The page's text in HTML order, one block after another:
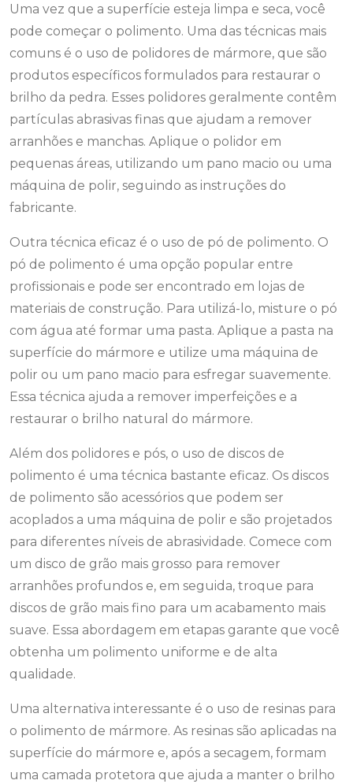
Uma vez que a superfície esteja limpa e seca, você
pode começar o polimento. Uma das técnicas mais
comuns é o uso de polidores de mármore, que são
produtos específicos formulados para restaurar o
brilho da pedra. Esses polidores geralmente contêm
partículas abrasivas finas que ajudam a remover
arranhões e manchas. Aplique o polidor em
pequenas áreas, utilizando um pano macio ou uma
máquina de polir, seguindo as instruções do
fabricante.
Outra técnica eficaz é o uso de pó de polimento. O
pó de polimento é uma opção popular entre
profissionais e pode ser encontrado em lojas de
materiais de construção. Para utilizá-lo, misture o pó
com água até formar uma pasta. Aplique a pasta na
superfície do mármore e utilize uma máquina de
polir ou um pano macio para esfregar suavemente.
Essa técnica ajuda a remover imperfeições e a
restaurar o brilho natural do mármore.
Além dos polidores e pós, o uso de discos de
polimento é uma técnica bastante eficaz. Os discos
de polimento são acessórios que podem ser
acoplados a uma máquina de polir e são projetados
para diferentes níveis de abrasividade. Comece com
um disco de grão mais grosso para remover
arranhões profundos e, em seguida, troque para
discos de grão mais fino para um acabamento mais
suave. Essa abordagem em etapas garante que você
obtenha um polimento uniforme e de alta
qualidade.
Uma alternativa interessante é o uso de resinas para
o polimento de mármore. As resinas são aplicadas na
superfície do mármore e, após a secagem, formam
uma camada protetora que ajuda a manter o brilho